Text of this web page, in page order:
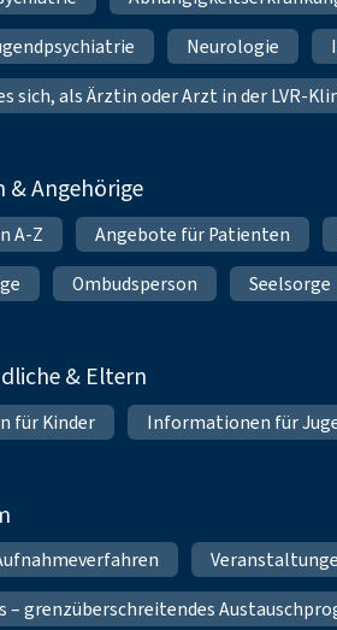
Neurologie
sich, als Ärztin oder Arzt in der LVR-
& Angehörige
A-Z Angebote für Patienten
Ombudsperson Seelsorge
& Eltern
für Kinder Informationen für
– grenzüberschreitendes